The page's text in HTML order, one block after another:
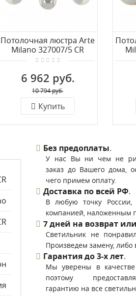
Потолочная люстра Arte
Milano 327007/5 CR
6 962 руб.
10 794 руб.
Купить
Без предоплаты.
У нас Вы ни чем не
заказ до Вашего дома,
чего примем оплату.
Доставка по всей РФ.
В любую точку России,
компанией, наложенным
7 дней на возврат
Светильник не
Произведем замену,
Гарантия до 3-х лет.
Мы уверены в
поэтому
гарантию на все